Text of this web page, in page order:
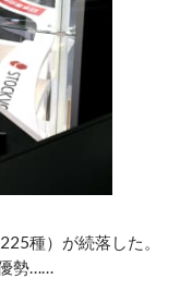
種）が続落した。
勢……